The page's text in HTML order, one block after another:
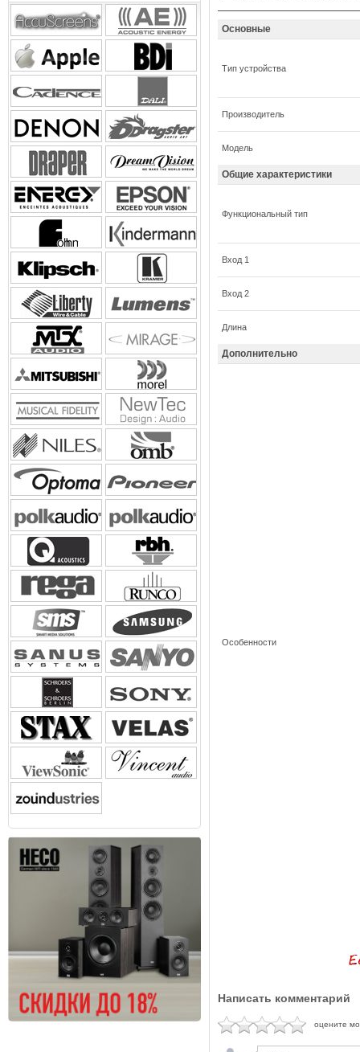
Основные
Тип устройства
Производитель
Модель
Общие характеристики
Функциональный тип
Вход 1
Вход 2
Длина
Дополнительно
Особенности
Написать комментарий
оцените